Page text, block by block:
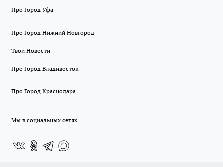
Про Город Уфа
Про Город Нижний Новгород
Твои Новости
Про Город Владивосток
Про Город Краснодара
Мы в социальных сетях